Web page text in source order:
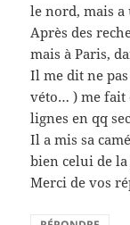
le nord, mais
Après des
mais à Paris,
Il me dit ne
véto… ) me fait
lignes en qq
Il a mis sa
bien celui de
Merci de vos